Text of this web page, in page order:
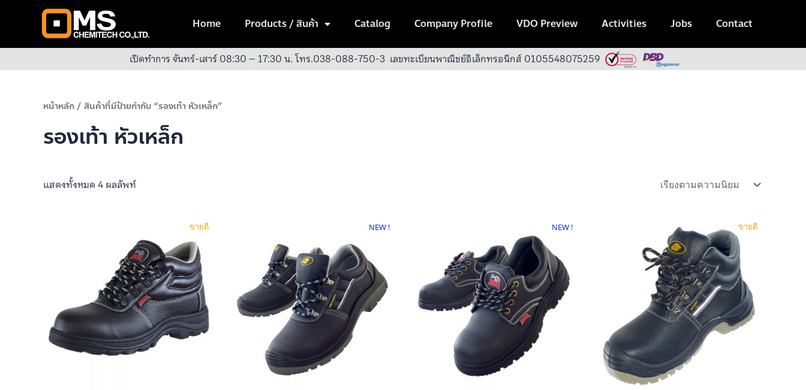
Home Products / สินค้า Catalog Company Profile VDO Preview Activities Jobs Contact
เปิดทำการ จันทร์-เสาร์ 08:30 – 17:30 น.โทร.038-088-750-3 เลขทะเบียนพาณิชย์อิเล็กทรอนิกส์ 0105548075259
หน้าหลัก/ สินค้าที่มีป้ายกำกับ “รองเท้า หัวเหล็ก”
รองเท้า หัวเหล็ก
แสดงทั้งหมด 4 ผลลัพท์
ขายดี NEW ! NEW ! ขายดี